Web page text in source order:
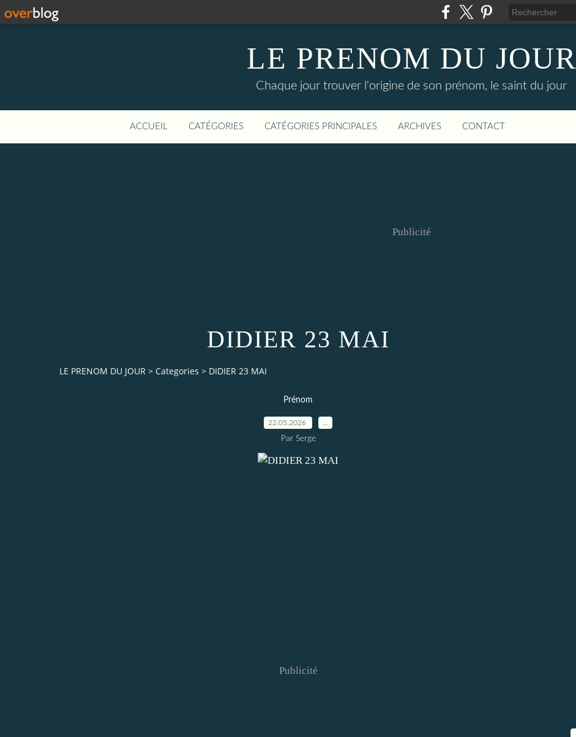
LE PRENOM DU JOUR
Chaque jour trouver l'origine de son prénom, le saint du jour
ACCUEIL CATÉGORIES CATÉGORIES PRINCIPALES ARCHIVES CONTACT
Publicité
DIDIER 23 MAI
LE PRENOM DU JOUR > Categories > DIDIER 23 MAI
Prénom
22.05.2026
Par Serge
Publicité